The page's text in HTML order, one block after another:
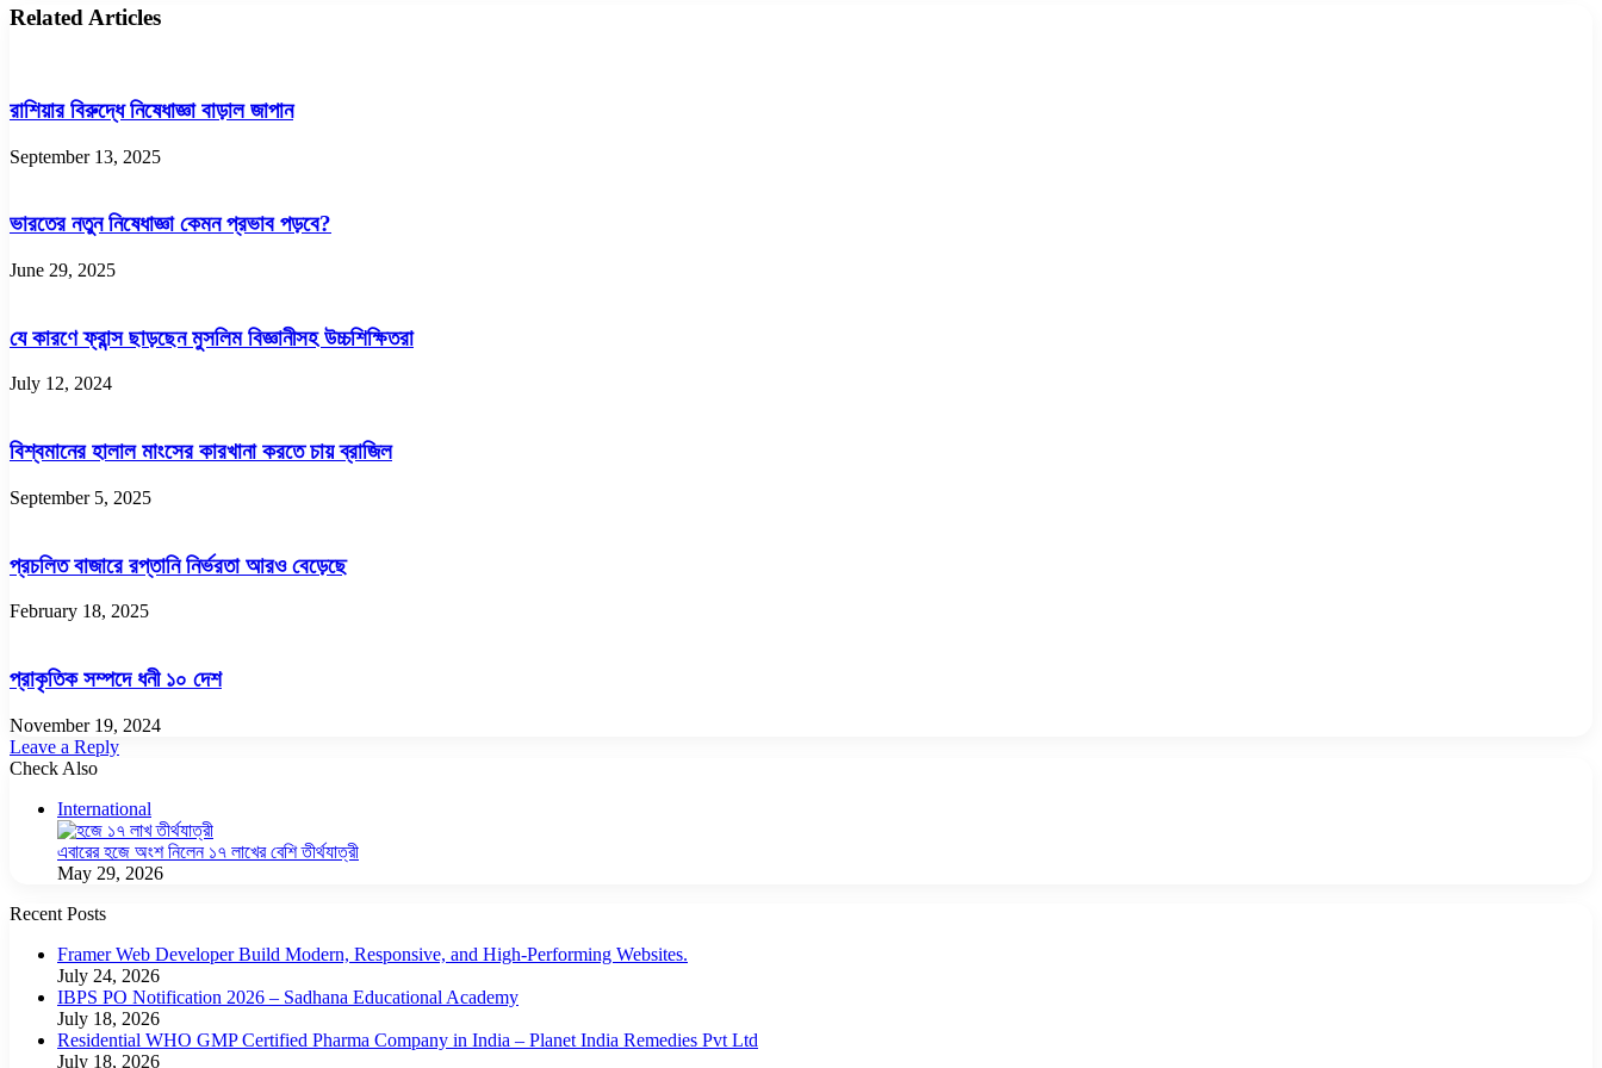
খেকো
অ্যামিবার
জনের
মৃত্যু
Related Articles
রাশিয়ার বিরুদ্ধে নিষেধাজ্ঞা বাড়াল জাপান
September 13, 2025
ভারতের নতুন নিষেধাজ্ঞা কেমন প্রভাব পড়বে?
June 29, 2025
যে কারণে ফ্রান্স ছাড়ছেন মুসলিম বিজ্ঞানীসহ উচ্চশিক্ষিতরা
July 12, 2024
বিশ্বমানের হালাল মাংসের কারখানা করতে চায় ব্রাজিল
September 5, 2025
প্রচলিত বাজারে রপ্তানি নির্ভরতা আরও বেড়েছে
February 18, 2025
প্রাকৃতিক সম্পদে ধনী ১০ দেশ
November 19, 2024
Leave a Reply
Check Also
International
এবারের হজে অংশ নিলেন ১৭ লাখের বেশি তীর্থযাত্রী
May 29, 2026
Recent Posts
Framer Web Developer Build Modern, Responsive, and High-Performing Websites.
July 24, 2026
IBPS PO Notification 2026 – Sadhana Educational Academy
July 18, 2026
Residential WHO GMP Certified Pharma Company in India – Planet India Remedies Pvt Ltd
July 18, 2026